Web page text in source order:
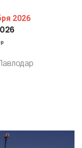
2026